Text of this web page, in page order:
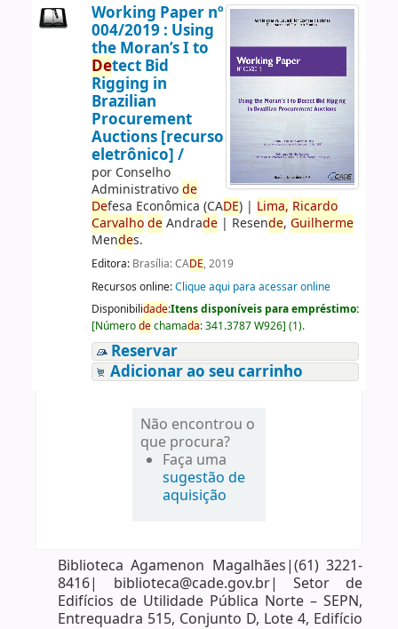
Working Paper nº
004/2019 : Using
the Moran’s I to
Detect Bid
Rigging in
Brazilian
Procurement
Auctions [recurso
eletrônico] /
por Conselho
Administrativode
Defesa Econômica (CADE)| Lima, Ricardo
Carvalho deAndrade| Resende, Guilherme
Mendes.
Editora: Brasília: CADE, 2019
Recursos online:Clique aqui para acessar online
Disponibilidade:Itens disponíveis para empréstimo:
[Númerodechamada:341.3787 W926] (1).
Reservar
Adicionar ao seu carrinho
Não encontrou o
que procura?
Faça uma
sugestão de
aquisição
Biblioteca Agamenon Magalhães|(61) 3221-
8416| biblioteca@cade.gov.br| Setor de
Edifícios de Utilidade Pública Norte – SEPN,
Entrequadra 515, Conjunto D, Lote 4, Edifício